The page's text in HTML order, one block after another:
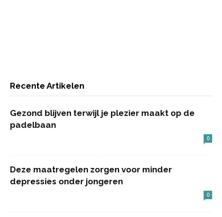
Recente Artikelen
Gezond blijven terwijl je plezier maakt op de
padelbaan
0
Deze maatregelen zorgen voor minder
depressies onder jongeren
0